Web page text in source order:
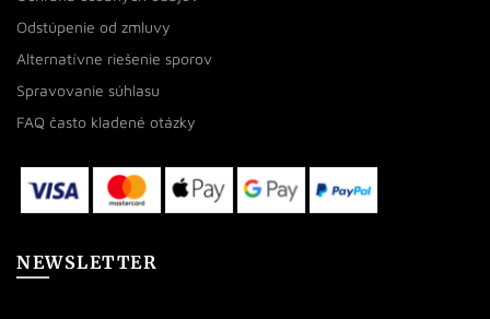
Odstúpenie od zmluvy
Alternatívne riešenie sporov
Spravovanie súhlasu
FAQ často kladené otázky
NEWSLETTER